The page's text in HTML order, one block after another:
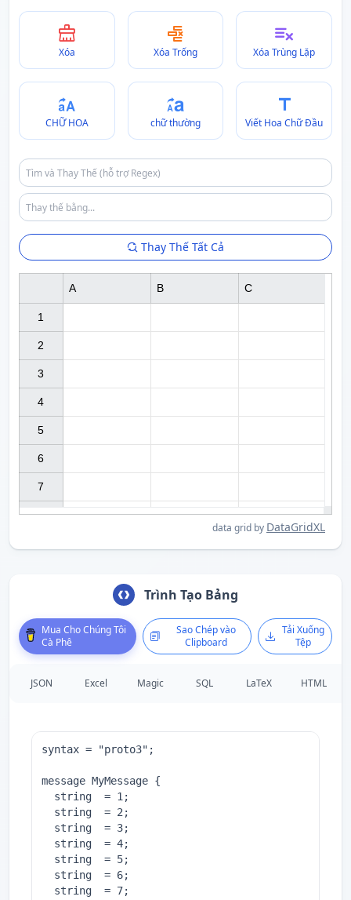
Xóa Xóa Trống Xóa Trùng Lặp
CHỮ HOA chữ thường Viết Hoa Chữ Đầu
Thay Thế Tất Cả
1
2
3
4
5
6
7
A B C
data grid by DataGridXL
Trình Tạo Bảng
Mua Cho Chúng Tôi
Cà Phê
Sao Chép vào
Clipboard
Tải Xuống
Tệp
JSON Excel Magic SQL LaTeX HTML